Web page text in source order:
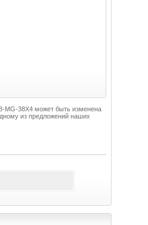
MG-38X4 может быть изменена
из предложений наших